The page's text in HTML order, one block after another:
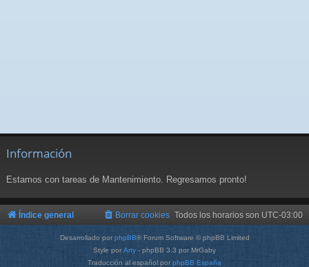
Información
Estamos con tareas de Mantenimiento. Regresamos pronto!
Índice general Todos los horarios son UTC-03:00
Borrar cookies
Desarrollado por phpBB® Forum Software © phpBB Limited
Style por Arty - phpBB 3.3 por MrGaby
Traducción al español por phpBB España